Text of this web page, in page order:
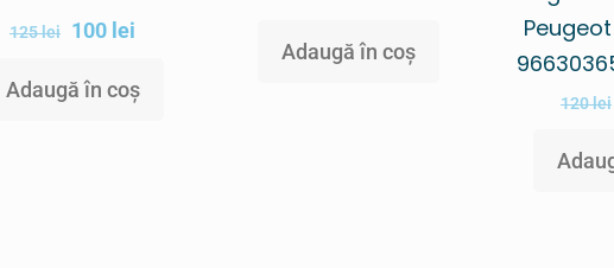
125lei 100 lei
Adaugă în coș
Adaugă în coș
120lei